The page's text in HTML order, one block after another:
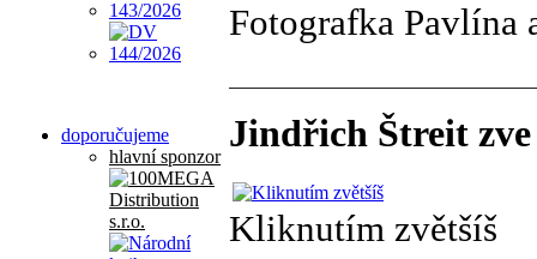
doporučujeme
hlavní sponzor
Fotografka Pavlína
Jindřich Štreit
Kliknutím zvětšíš